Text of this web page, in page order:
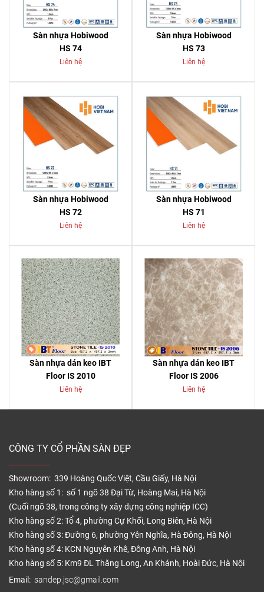
Sàn nhựa Hobiwood
HS 74
Liên hệ
Sàn nhựa Hobiwood
HS 73
Liên hệ
Sàn nhựa Hobiwood
HS 72
Liên hệ
Sàn nhựa Hobiwood
HS 71
Liên hệ
Sàn nhựa dán keo IBT
Floor IS 2010
Liên hệ
Sàn nhựa dán keo IBT
Floor IS 2006
Liên hệ
CÔNG TY CỔ PHẦN SÀN ĐẸP
Showroom: 339 Hoàng Quốc Việt, Cầu Giấy, Hà Nội
Kho hàng số 1: số 1 ngõ 38 Đại Từ, Hoàng Mai, Hà Nội
(Cuối ngõ 38, trong công ty xây dựng công nghiệp ICC)
Kho hàng số 2: Tổ 4, phường Cự Khối, Long Biên, Hà Nội
Kho hàng số 3: Đường 6, phường Yên Nghĩa, Hà Đông, Hà Nội
Kho hàng số 4: KCN Nguyên Khê, Đông Anh, Hà Nội
Kho hàng số 5: Km9 ĐL Thăng Long, An Khánh, Hoài Đức, Hà Nội
Email: sandep.jsc@gmail.com